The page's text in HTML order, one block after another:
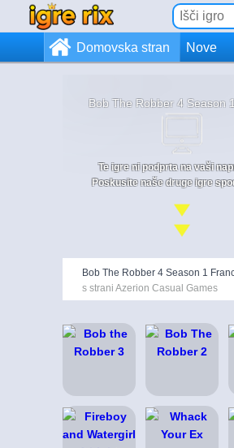
Domovska stran Nove
Bob The Robber 4 Season
Te igre ni podprta na vaši
Poskusite naše druge igre
Bob The Robber 4 Season 1
s strani Azerion Casual Games